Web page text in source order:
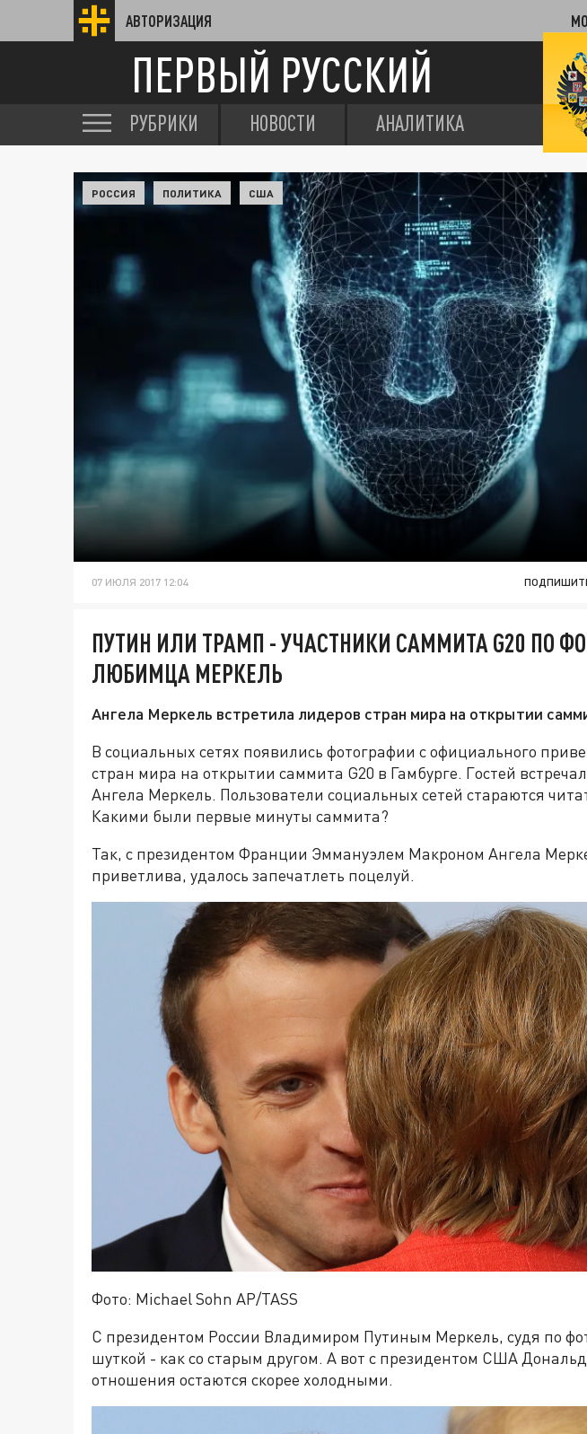
АВТОРИЗАЦИЯ
ПЕРВЫЙ РУССКИЙ
РУБРИКИ НОВОСТИ АНАЛИТИКА
РОССИЯ ПОЛИТИКА США
07 ИЮЛЯ 2017 12:04
ПУТИН ИЛИ ТРАМП - УЧАСТНИКИ САММИТА G20 ПО
ЛЮБИМЦА МЕРКЕЛЬ
Ангела Меркель встретила лидеров стран мира на открытии
В социальных сетях появились фотографии с официального
стран мира на открытии саммита G20 в Гамбурге. Гостей
Ангела Меркель. Пользователи социальных сетей стараются
Какими были первые минуты саммита?
Так, с президентом Франции Эммануэлем Макроном Ангела
приветлива, удалось запечатлеть поцелуй.
Фото: Michael Sohn AP/TASS
С президентом России Владимиром Путиным Меркель, судя по
шуткой - как со старым другом. А вот с президентом США
отношения остаются скорее холодными.